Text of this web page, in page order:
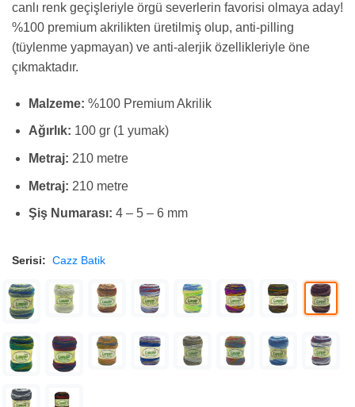
canlı renk geçişleriyle örgü severlerin favorisi olmaya aday!
%100 premium akrilikten üretilmiş olup, anti-pilling
(tüylenme yapmayan) ve anti-alerjik özellikleriyle öne
çıkmaktadır.
Malzeme: %100 Premium Akrilik
Ağırlık: 100 gr (1 yumak)
Metraj: 210 metre
Metraj: 210 metre
Şiş Numarası: 4 – 5 – 6 mm
Serisi: Cazz Batik